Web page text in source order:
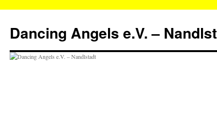
springen
Dancing Angels e.V. –